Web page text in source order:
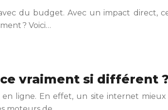
du budget. Avec un impact direct,
? Voici…
vraiment si différent ?
ligne. En effet, un site internet